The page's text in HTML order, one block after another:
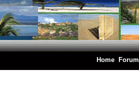
Home Forum